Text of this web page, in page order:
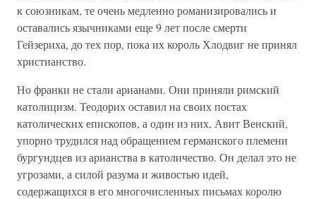
к союзникам, те очень медленно романизировались и
оставались язычниками еще 9 лет после смерти
Гейзериха, до тех пор, пока их король Хлодвиг не принял
христианство.
Но франки не стали арианами. Они приняли римский
католицизм. Теодорих оставил на своих постах
католических епископов, а один из них, Авит Венский,
упорно трудился над обращением германского племени
бургундцев из арианства в католичество. Он делал это не
угрозами, а силой разума и живостью идей,
содержащихся в его многочисленных письмах королю